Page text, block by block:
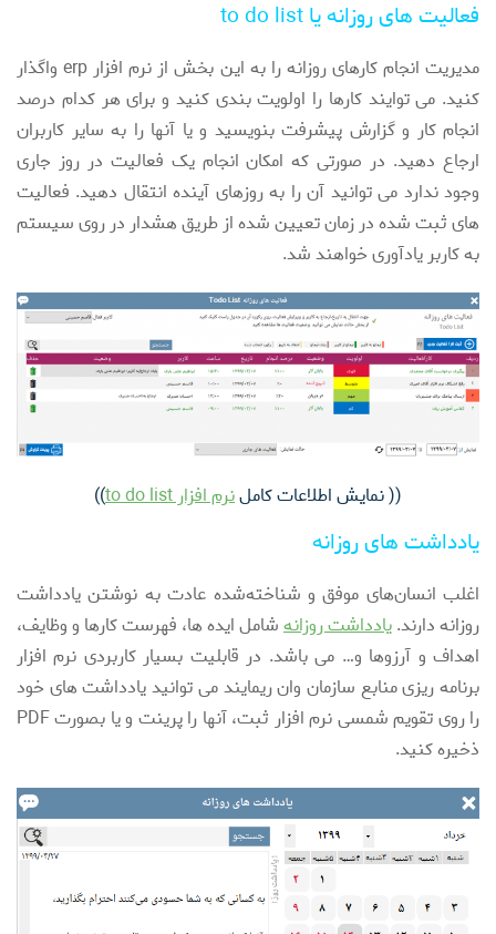
فعالیت های روزانه یا to do list
مدیریت انجام کارهای روزانه را به این بخش از نرم افزار erp واگذار
کنید. می توایند کارها را اولویت بندی کنید و برای هر کدام درصد
انجام کار و گزارش پیشرفت بنویسید و یا آنها را به سایر کاربران
ارجاع دهید. در صورتی که امکان انجام یک فعالیت در روز جاری
وجود ندارد می توانید آن را به روزهای آینده انتقال دهید. فعالیت
های ثبت شده در زمان تعیین شده از طریق هشدار در روی سیستم
به کاربر یادآوری خواهند شد.
(( نمایش اطلاعات کاملنرم افزار to do list ))
یادداشت های روزانه
اغلب انسان‌های موفق و شناخته‌شده عادت به نوشتن یادداشت
روزانه دارند.یادداشت روزانهشامل ایده ها، فهرست کارها و وظایف،
اهداف و آرزوها و… می باشد. در قابلیت بسیار کاربردی نرم افزار
برنامه ریزی منابع سازمان وان ریمایند می توانید یادداشت های خود
را روی تقویم شمسی نرم افزار ثبت، آنها را پرینت و یا بصورت PDF
ذخیره کنید.